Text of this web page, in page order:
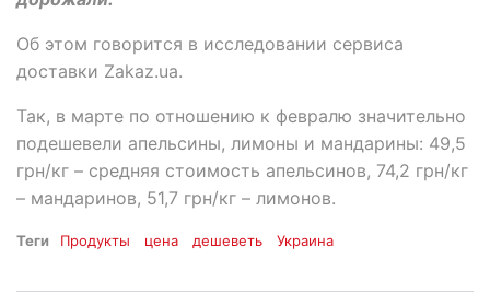
Об этом говорится в исследовании сервиса
доставки Zakaz.ua.
Так, в марте по отношению к февралю значительно
подешевели апельсины, лимоны и мандарины: 49,5
грн/кг – средняя стоимость апельсинов, 74,2 грн/кг
– мандаринов, 51,7 грн/кг – лимонов.
Теги Продукты цена дешеветь Украина